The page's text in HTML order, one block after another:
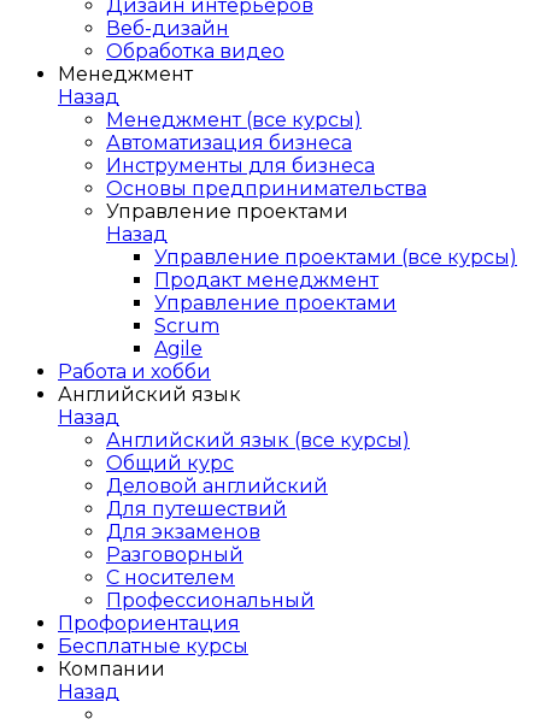
Дизайн интерьеров
Веб-дизайн
Обработка видео
Менеджмент
Назад
Менеджмент (все курсы)
Автоматизация бизнеса
Инструменты для бизнеса
Основы предпринимательства
Управление проектами
Назад
Управление проектами (все курсы)
Продакт менеджмент
Управление проектами
Scrum
Agile
Работа и хобби
Английский язык
Назад
Английский язык (все курсы)
Общий курс
Деловой английский
Для путешествий
Для экзаменов
Разговорный
С носителем
Профессиональный
Профориентация
Бесплатные курсы
Компании
Назад